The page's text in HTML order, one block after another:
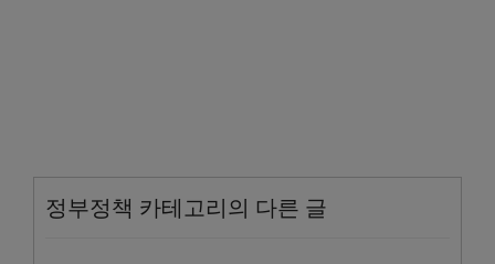
정부정책 카테고리의 다른 글